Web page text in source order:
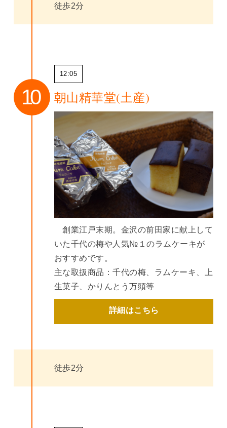
徒歩2分
12:05
朝山精華堂(土産)
創業江戸末期。金沢の前田家に献上して
いた千代の梅や人気№１のラムケーキが
おすすめです。
主な取扱商品：千代の梅、ラムケーキ、上
生菓子、かりんとう万頭等
詳細はこちら
徒歩2分